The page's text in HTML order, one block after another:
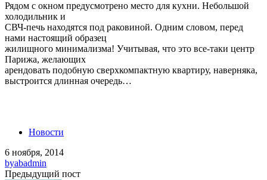
Рядом с окном предусмотрено место для кухни. Небольшой
холодильник и
СВЧ-печь находятся под раковиной. Одним словом, перед
нами настоящий образец
жилищного минимализма! Учитывая, что это все-таки центр
Парижа, желающих
арендовать подобную сверхкомпактную квартиру, наверняка,
выстроится длинная очередь…
Новости
6 ноября, 2014
byabadmin
Предыдущий пост